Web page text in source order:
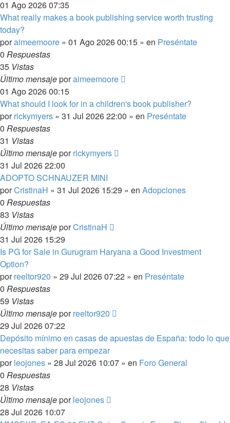
01 Ago 2026 07:35
What really makes a book publishing service worth trusting
today?
poraimeemoore » 01 Ago 2026 00:15 » en Preséntate
0 Respuestas
35 Vistas
Último mensajeporaimeemoore
01 Ago 2026 00:15
What should I look for in a children's book publisher?
porrickymyers » 31 Jul 2026 22:00 » en Preséntate
0 Respuestas
31 Vistas
Último mensajeporrickymyers
31 Jul 2026 22:00
ADOPTO SCHNAUZER MINI
porCristinaH » 31 Jul 2026 15:29 » en Adopciones
0 Respuestas
83 Vistas
Último mensajeporCristinaH
31 Jul 2026 15:29
Is PG for Sale in Gurugram Haryana a Good Investment
Option?
porreeltor920 » 29 Jul 2026 07:22 » en Preséntate
0 Respuestas
59 Vistas
Último mensajeporreeltor920
29 Jul 2026 07:22
Depósito mínimo en casas de apuestas de España: todo lo que
necesitas saber para empezar
porleojones » 28 Jul 2026 10:07 » en Foro General
0 Respuestas
28 Vistas
Último mensajeporleojones
28 Jul 2026 10:07